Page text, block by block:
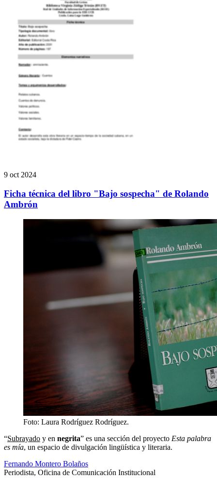
9 oct 2024
Ficha técnica del libro "Bajo sospecha" de Rolando
Ambrón
Foto: Laura Rodríguez Rodríguez.
“Subrayado y en negrita” es una sección del proyecto Esta palabra
es mía, un espacio de divulgación lingüística y literaria.
Fernando Montero Bolaños
Periodista, Oficina de Comunicación Institucional